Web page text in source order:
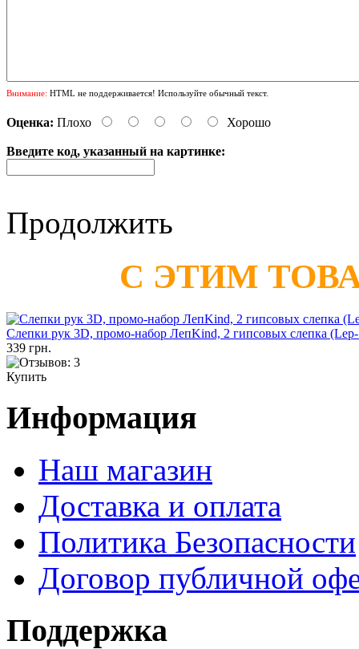
Внимание: HTML не поддерживается! Используйте обычный текст.
Оценка: Плохо Хорошо
Введите код, указанный на картинке:
Продолжить
С ЭТИМ
Слепки рук 3D, промо-набор ЛепKind, 2 гипсовых слепка
339 грн.
Купить
Информация
Наш магазин
Доставка и оплата
Политика Безопасности
Договор публичной
Поддержка